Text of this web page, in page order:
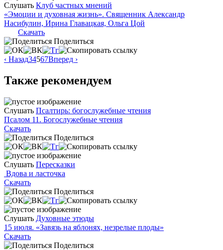
Слушать Клуб частных мнений
«Эмоции и духовная жизнь». Священник Александр
Насибулин, Ирина Главацкая, Ольга Цой
Скачать
Поделиться
‹ Назад34567Вперед ›
Также рекомендуем
Слушать Псалтирь: богослужебные чтения
Псалом 11. Богослужебные чтения
Скачать
Поделиться
Слушать Пересказки
Вдова и ласточка
Скачать
Поделиться
Слушать Духовные этюды
15 июля. «Завязь на яблонях, незрелые плоды»
Скачать
Поделиться